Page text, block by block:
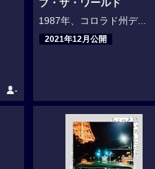
-
ブ・ザ・ワールド
1987年、コロラド州デ...
2021年12月公開